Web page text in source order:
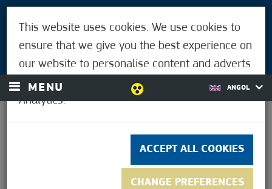
LOGIN
MENU ANGOL
This website uses cookies. We use cookies to
ensure that we give you the best experience on
our website to personalise content and adverts
and to analyse our traffic using Google
Analytics.
ACCEPT ALL COOKIES
CHANGE PREFERENCES